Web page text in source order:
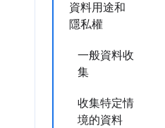
資料用途和
隱私權
一般資料收
集
收集特定情
境的資料